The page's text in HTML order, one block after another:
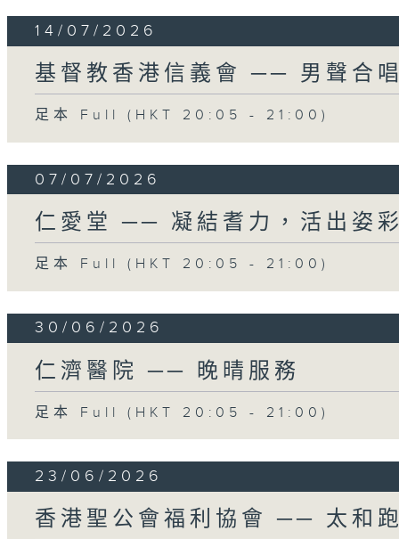
14/07/2026
基督教香港信義會 ── 男聲合
足本 Full (HKT 20:05 - 21:00)
07/07/2026
仁愛堂 ── 凝結耆力，活出姿
足本 Full (HKT 20:05 - 21:00)
30/06/2026
仁濟醫院 ── 晚晴服務
足本 Full (HKT 20:05 - 21:00)
23/06/2026
香港聖公會福利協會 ── 太和